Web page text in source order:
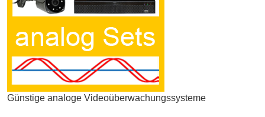
Günstige analoge Videoüberwachungssysteme